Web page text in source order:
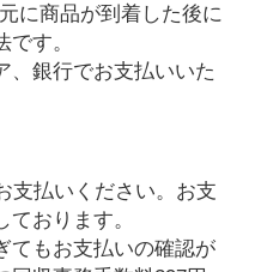
に商品が到着した後に
す。
、銀行でお支払いいた
支払いください。お支
おります。
てもお支払いの確認が